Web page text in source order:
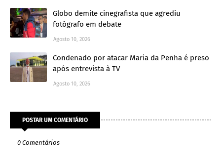
Globo demite cinegrafista que agrediu
fotógrafo em debate
Agosto 10, 2026
Condenado por atacar Maria da Penha é preso
após entrevista à TV
Agosto 10, 2026
POSTAR UM COMENTÁRIO
0 Comentários